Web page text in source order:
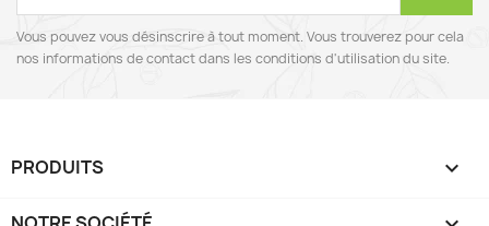
Vous pouvez vous désinscrire à tout moment. Vous trouverez pour cela
nos informations de contact dans les conditions d'utilisation du site.
PRODUITS 